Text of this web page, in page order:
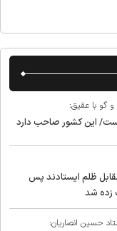
با عقیق:
این کشور صاحب دارد
ظلم ایستادند پس
شد
حسین انصاریان: